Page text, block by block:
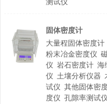
测试仪
固体密度计
大量程固体密度计
粉末冶金密度仪
仪 岩石密度计 海
仪 土壤分析仪器
试仪 其他固体密
度仪 孔隙率测试仪